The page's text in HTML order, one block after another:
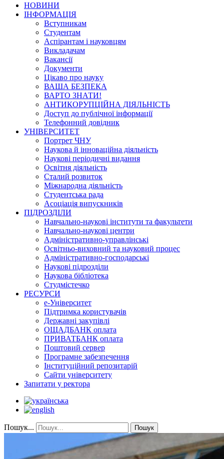
НОВИНИ
ІНФОРМАЦІЯ
Вступникам
Студентам
Аспірантам і науковцям
Викладачам
Вакансії
Документи
Цікаво про науку
ВАША БЕЗПЕКА
ВАРТО ЗНАТИ!
АНТИКОРУПЦІЙНА ДІЯЛЬНІСТЬ
Доступ до публічної інформації
Телефонний довідник
УНІВЕРСИТЕТ
Портрет ЧНУ
Наукова й інноваційна діяльність
Наукові періодичні видання
Освітня діяльність
Сталий розвиток
Міжнародна діяльність
Студентська рада
Асоціація випускників
ПІДРОЗДІЛИ
Навчально-наукові інститути та факультети
Навчально-наукові центри
Адміністративно-управлінські
Освітньо-виховний та науковий процес
Адміністративно-господарські
Наукові підрозділи
Наукова бібліотека
Студмістечко
РЕСУРСИ
е-Університет
Підтримка користувачів
Державні закупівлі
ОЩАДБАНК оплата
ПРИВАТБАНК оплата
Поштовий сервер
Програмне забезпечення
Інституційний репозитарій
Сайти університету
Запитати у ректора
Пошук... Пошук